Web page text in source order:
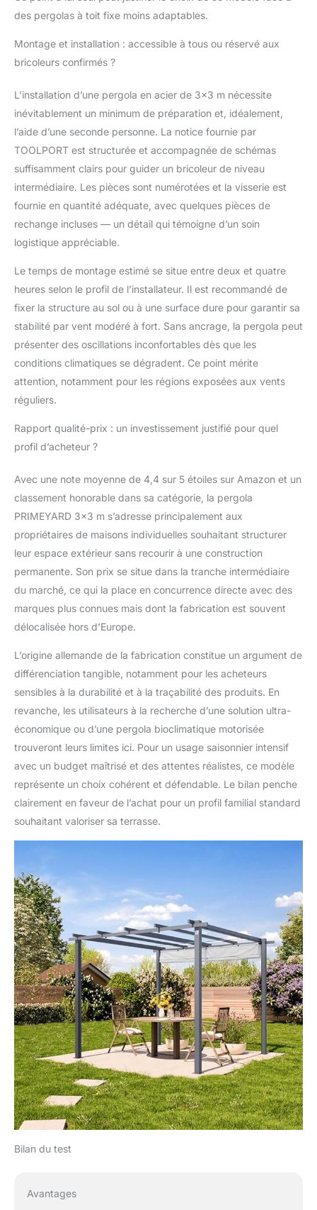
des pergolas à toit fixe moins adaptables.
Montage et installation : accessible à tous ou réservé aux
bricoleurs confirmés ?
L’installation d’une pergola en acier de 3×3 m nécessite
inévitablement un minimum de préparation et, idéalement,
l’aide d’une seconde personne. La notice fournie par
TOOLPORT est structurée et accompagnée de schémas
suffisamment clairs pour guider un bricoleur de niveau
intermédiaire. Les pièces sont numérotées et la visserie est
fournie en quantité adéquate, avec quelques pièces de
rechange incluses — un détail qui témoigne d’un soin
logistique appréciable.
Le temps de montage estimé se situe entre deux et quatre
heures selon le profil de l’installateur. Il est recommandé de
fixer la structure au sol ou à une surface dure pour garantir sa
stabilité par vent modéré à fort. Sans ancrage, la pergola peut
présenter des oscillations inconfortables dès que les
conditions climatiques se dégradent. Ce point mérite
attention, notamment pour les régions exposées aux vents
réguliers.
Rapport qualité-prix : un investissement justifié pour quel
profil d’acheteur ?
Avec une note moyenne de 4,4 sur 5 étoiles sur Amazon et un
classement honorable dans sa catégorie, la pergola
PRIMEYARD 3×3 m s’adresse principalement aux
propriétaires de maisons individuelles souhaitant structurer
leur espace extérieur sans recourir à une construction
permanente. Son prix se situe dans la tranche intermédiaire
du marché, ce qui la place en concurrence directe avec des
marques plus connues mais dont la fabrication est souvent
délocalisée hors d’Europe.
L’origine allemande de la fabrication constitue un argument de
différenciation tangible, notamment pour les acheteurs
sensibles à la durabilité et à la traçabilité des produits. En
revanche, les utilisateurs à la recherche d’une solution ultra-
économique ou d’une pergola bioclimatique motorisée
trouveront leurs limites ici. Pour un usage saisonnier intensif
avec un budget maîtrisé et des attentes réalistes, ce modèle
représente un choix cohérent et défendable. Le bilan penche
clairement en faveur de l’achat pour un profil familial standard
souhaitant valoriser sa terrasse.
Bilan du test
Avantages